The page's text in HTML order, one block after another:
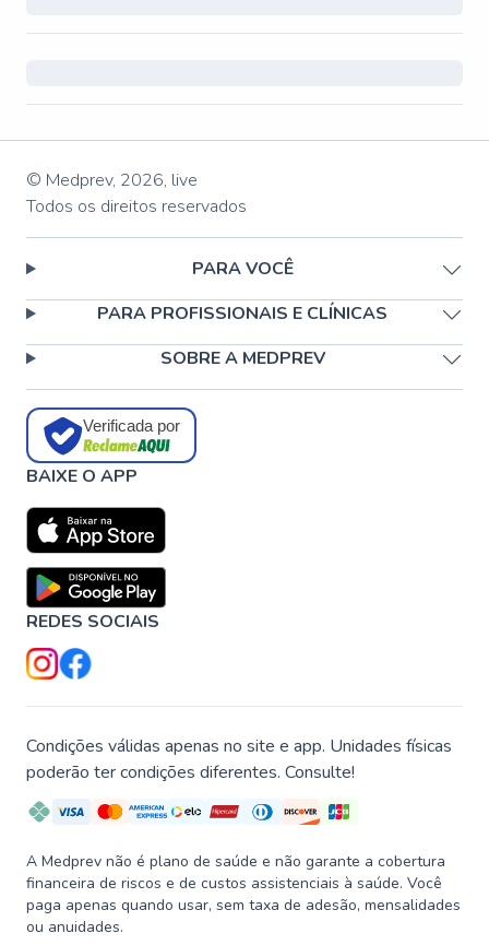
© Medprev, 2026, live
Todos os direitos reservados
PARA VOCÊ
PARA PROFISSIONAIS E CLÍNICAS
SOBRE A MEDPREV
Verificada por
BAIXE O APP
REDES SOCIAIS
Condições válidas apenas no site e app. Unidades físicas
poderão ter condições diferentes. Consulte!
A Medprev não é plano de saúde e não garante a cobertura
financeira de riscos e de custos assistenciais à saúde. Você
paga apenas quando usar, sem taxa de adesão, mensalidades
ou anuidades.